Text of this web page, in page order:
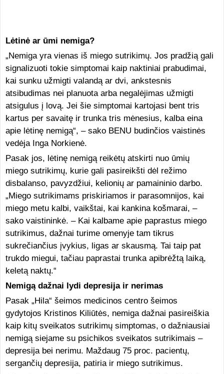
Lėtinė ar ūmi nemiga?
„Nemiga yra vienas iš miego sutrikimų. Jos pradžią gali
signalizuoti tokie simptomai kaip naktiniai prabudimai,
kai sunku užmigti valandą ar dvi, ankstesnis
atsibudimas nei planuota arba negalėjimas užmigti
atsigulus į lovą. Jei šie simptomai kartojasi bent tris
kartus per savaitę ir trunka tris mėnesius, kalba eina
apie lėtinę nemigą“, – sako BENU budinčios vaistinės
vedėja Inga Norkienė.
Pasak jos, lėtinę nemigą reikėtų atskirti nuo ūmių
miego sutrikimų, kurie gali pasireikšti dėl režimo
disbalanso, pavyzdžiui, kelionių ar pamaininio darbo.
„Miego sutrikimams priskiriamos ir parasomnijos, kai
miego metu kalbi, vaikštai, kai kankina košmarai, –
sako vaistininkė. – Kai kalbame apie paprastus miego
sutrikimus, dažnai turime omenyje tam tikrus
sukrečiančius įvykius, ligas ar skausmą. Tai taip pat
trukdo miegui, tačiau paprastai trunka apibrėžtą laiką,
keletą naktų.“
Nemigą dažnai lydi depresija ir nerimas
Pasak „Hila“ šeimos medicinos centro šeimos
gydytojos Kristinos Kiliūtės, nemiga dažnai pasireiškia
kaip kitų sveikatos sutrikimų simptomas, o dažniausiai
nemigą siejame su psichikos sveikatos sutrikimais –
depresija bei nerimu. Maždaug 75 proc. pacientų,
sergančių depresija, patiria ir miego sutrikimus.